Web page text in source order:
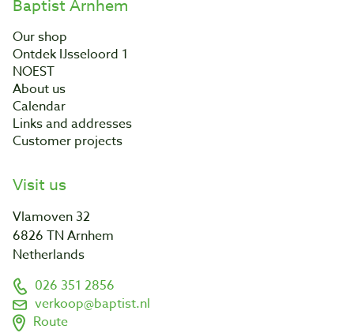
Baptist Arnhem
Our shop
Ontdek IJsseloord 1
NOEST
About us
Calendar
Links and addresses
Customer projects
Visit us
Vlamoven 32
6826 TN Arnhem
Netherlands
026 351 2856
verkoop@baptist.nl
Route